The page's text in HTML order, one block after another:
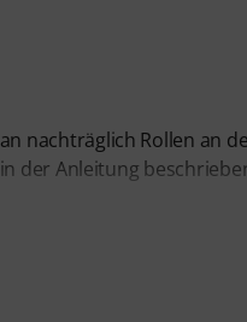
nachträglich Rollen an
der Anleitung